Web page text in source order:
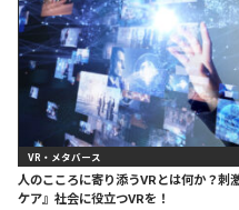
VR・メタバース
人のこころに寄り添うVRとは何か？刺
ケア』社会に役立つVRを！